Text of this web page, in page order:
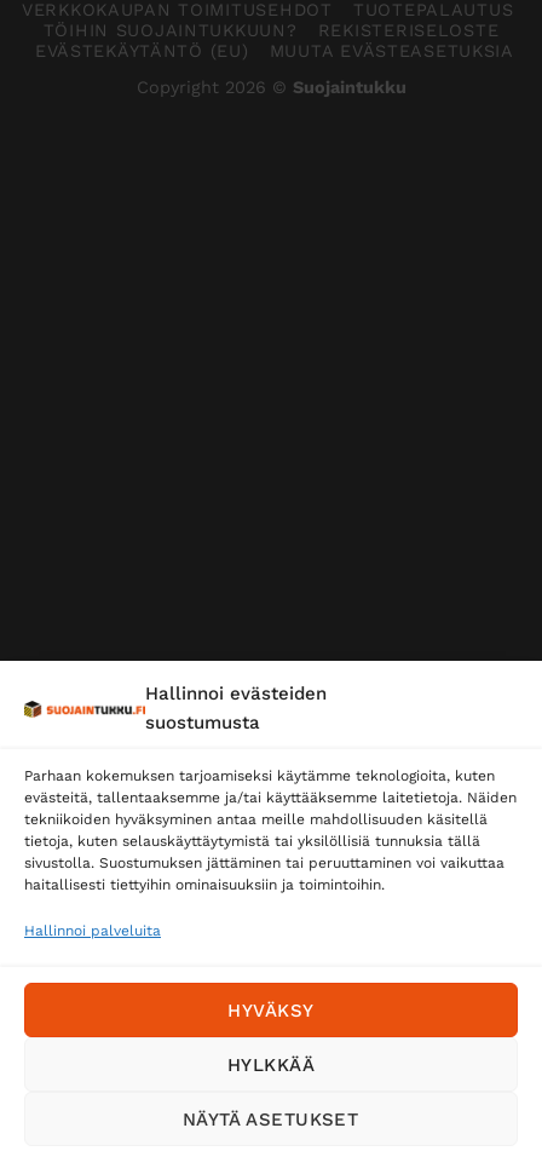
Hallinnoi evästeiden
suostumusta
Parhaan kokemuksen tarjoamiseksi käytämme teknologioita, kuten
evästeitä, tallentaaksemme ja/tai käyttääksemme laitetietoja. Näiden
tekniikoiden hyväksyminen antaa meille mahdollisuuden käsitellä
tietoja, kuten selauskäyttäytymistä tai yksilöllisiä tunnuksia tällä
sivustolla. Suostumuksen jättäminen tai peruuttaminen voi vaikuttaa
haitallisesti tiettyihin ominaisuuksiin ja toimintoihin.
Hallinnoi palveluita
HYVÄKSY
HYLKKÄÄ
NÄYTÄ ASETUKSET
VERKKOKAUPAN TOIMITUSEHDOT
TUOTEPALAUTUS
TÖIHIN SUOJAINTUKKUUN?
REKISTERISELOSTE
EVÄSTEKÄYTÄNTÖ (EU)
MUUTA EVÄSTEASETUKSIA
Copyright 2026 © Suojaintukku